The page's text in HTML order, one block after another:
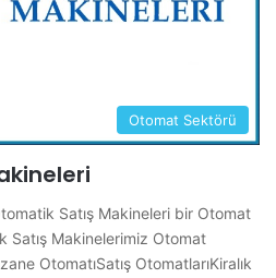
Otomat Sektörü
Satış Makineleri bir Otomat
Satış Makinelerimiz Otomat
OtomatıSatış OtomatlarıKiralık